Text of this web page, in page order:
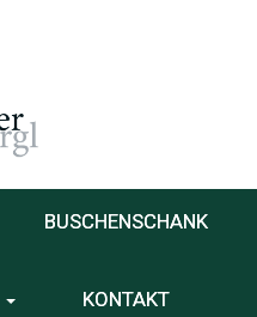
BUSCHENSCHANK
KONTAKT